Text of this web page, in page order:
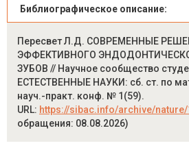
Библиографическое описание:
Пересвет Л.Д. СОВРЕМЕННЫЕ
ЭФФЕКТИВНОГО
ЗУБОВ // Научное сообщество
ЕСТЕСТВЕННЫЕ НАУКИ: сб. ст. по
науч.-практ. конф. № 1(59).
URL: https://sibac.info/archive/
обращения: 08.08.2026)